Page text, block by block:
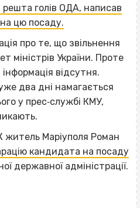
решта голів ОДА, написав
цю посаду.
про те, що звільнення
міністрів України. Проте
відсутня.
два дні намагається
у прес‐службі КМУ,
житель Маріуполя Роман
кандидата на посаду
державної адміністрації.